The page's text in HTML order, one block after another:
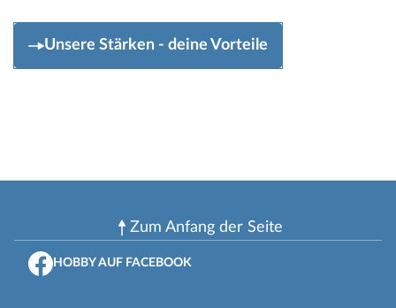
Unsere Stärken - deine Vorteile
Zum Anfang der Seite
HOBBY AUF FACEBOOK